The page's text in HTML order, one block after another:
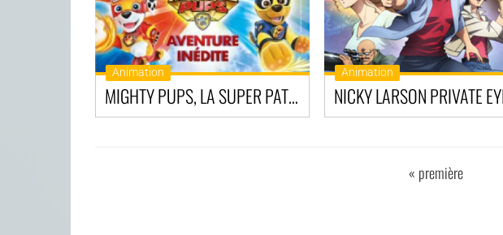
Animation
MIGHTY PUPS, LA SUPER PATROUILLE
Animation
« première